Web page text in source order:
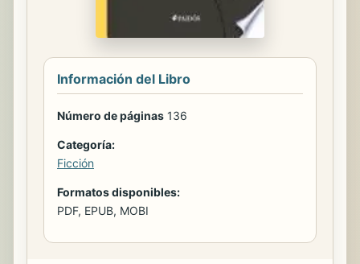
Información del Libro
Número de páginas 136
Categoría:
Ficción
Formatos disponibles:
PDF, EPUB, MOBI